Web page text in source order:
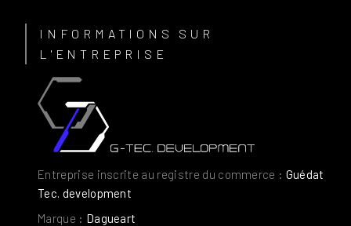
INFORMATIONS SUR
L'ENTREPRISE
Entreprise inscrite au registre du commerce : Guédat
Tec. development
Marque : Dagueart